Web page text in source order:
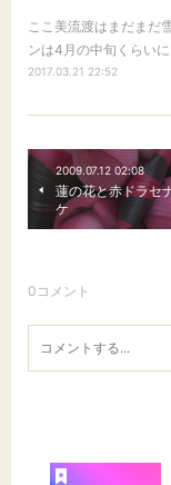
ここ美流渡はまだまだ
ンは4月の中旬くらい
2017.03.21 22:52
2009.07.12 02:08
蓮の花と赤ドラセ
ケ
0 コメント